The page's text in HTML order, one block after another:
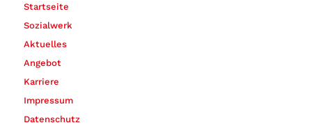
Startseite
Sozialwerk
Aktuelles
Angebot
Karriere
Impressum
Datenschutz